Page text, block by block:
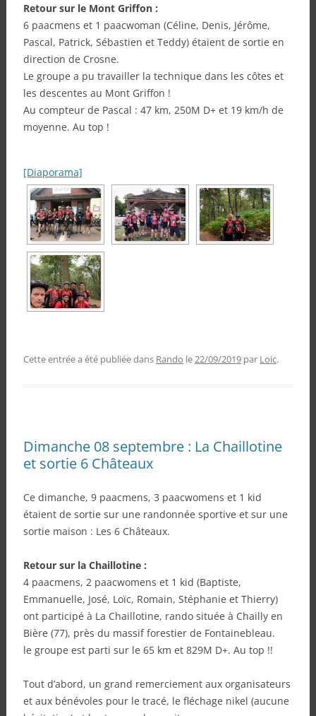
Retour sur le Mont Griffon :
6 paacmens et 1 paacwoman (Céline, Denis, Jérôme,
Pascal, Patrick, Sébastien et Teddy) étaient de sortie en
direction de Crosne.
Le groupe a pu travailler la technique dans les côtes et
les descentes au Mont Griffon !
Au compteur de Pascal : 47 km, 250M D+ et 19 km/h de
moyenne. Au top !
[Diaporama]
Cette entrée a été publiée dans Rando le22/09/2019 par Loic.
Dimanche 08 septembre : La Chaillotine
et sortie 6 Châteaux
Ce dimanche, 9 paacmens, 3 paacwomens et 1 kid
étaient de sortie sur une randonnée sportive et sur une
sortie maison : Les 6 Châteaux.
Retour sur la Chaillotine :
4 paacmens, 2 paacwomens et 1 kid (Baptiste,
Emmanuelle, José, Loïc, Romain, Stéphanie et Thierry)
ont participé à La Chaillotine, rando située à Chailly en
Bière (77), près du massif forestier de Fontainebleau.
le groupe est parti sur le 65 km et 829M D+. Au top !!
Tout d’abord, un grand remerciement aux organisateurs
et aux bénévoles pour le tracé, le fléchage nikel (aucune